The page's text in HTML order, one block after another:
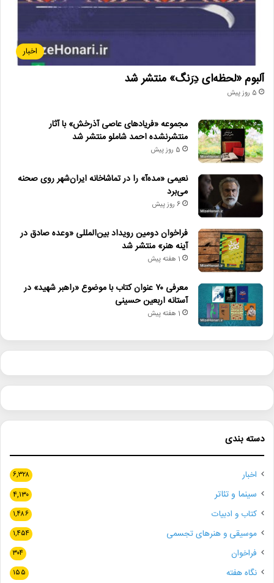
اخبار
آلبوم «لحظه‌ای دِرَنگ» منتشر شد
5 روز پیش
مجموعه «فریادهای عاصی آذرخش» با آثار
منتشرنشده احمد شاملو منتشر شد
5 روز پیش
نعیمی «مده‌آ» را در تماشاخانه ایران‌شهر روی صحنه
می‌برد
6 روز پیش
فراخوان دومین رویداد بین‌المللی «وعده صادق در
آینه هنر» منتشر شد
1 هفته پیش
معرفی ۷۰ عنوان کتاب با موضوع «راهبر شهید» در
آستانه اربعین حسینی
1 هفته پیش
دسته بندی
اخبار ۶,۳۲۸
سینما و تئاتر ۴,۱۳۰
کتاب و ادبیات ۱,۴۸۶
موسیقی و هنرهای تجسمی ۱,۴۵۴
فراخوان ۳۰۴
نگاه هفته ۱۵۵